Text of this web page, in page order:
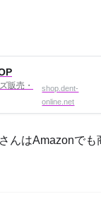
販売・
shop.dent-
online.net
んはAmazonでも